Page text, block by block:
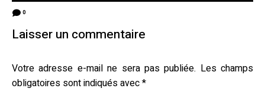
0
Laisser un commentaire
Votre adresse e-mail ne sera pas publiée. Les champs
obligatoires sont indiqués avec*